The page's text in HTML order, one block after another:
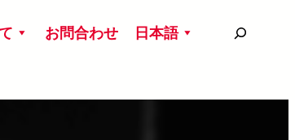
お問合わせ 日本語